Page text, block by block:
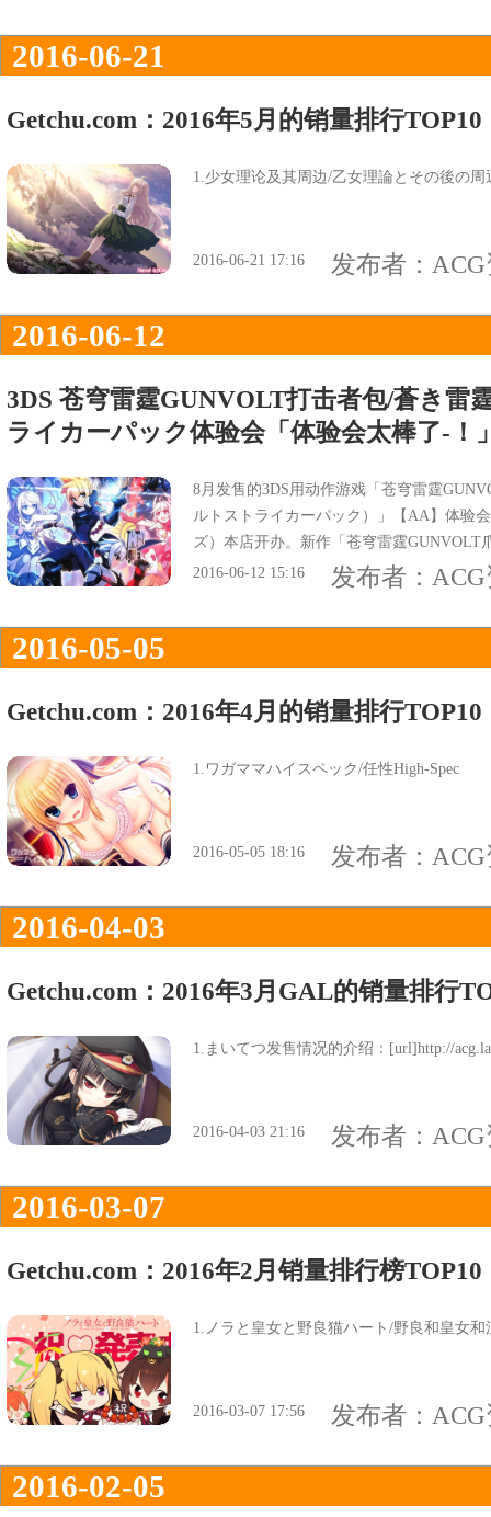
2016-06-21
Getchu.com：2016年5月的销量排行TOP10
1.少女理论及其周边/乙女理論とその後の周
2016-06-21 17:16 发布者：
2016-06-12
3DS 苍穹雷霆GUNVOLT打击者包/蒼き雷
ライカーパック体验会「体验会太棒了-！
8月发售的3DS用动作游戏「苍穹雷霆
ルトストライカーパック）」【AA】体验
ズ）本店开办。新作「苍穹雷霆GUNVOLT
体验会感想『体验会太棒了--！！アキュラ
2016-06-12 15:16 发布者：
2016-05-05
Getchu.com：2016年4月的销量排行TOP10
1.ワガママハイスペック/任性High-Spec
2016-05-05 18:16 发布者：
2016-04-03
Getchu.com：2016年3月GAL的销量排行
1.まいてつ发售情况的介绍：[url]http://
2016-04-03 21:16 发布者：
2016-03-07
Getchu.com：2016年2月销量排行榜TOP10
1.ノラと皇女と野良猫ハート/野良和皇女和
2016-03-07 17:56 发布者：
2016-02-05